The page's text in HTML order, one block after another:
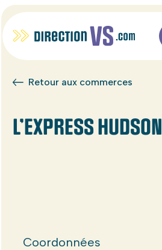
Retour aux commerces
L’EXPRESS HUDSON
Coordonnées